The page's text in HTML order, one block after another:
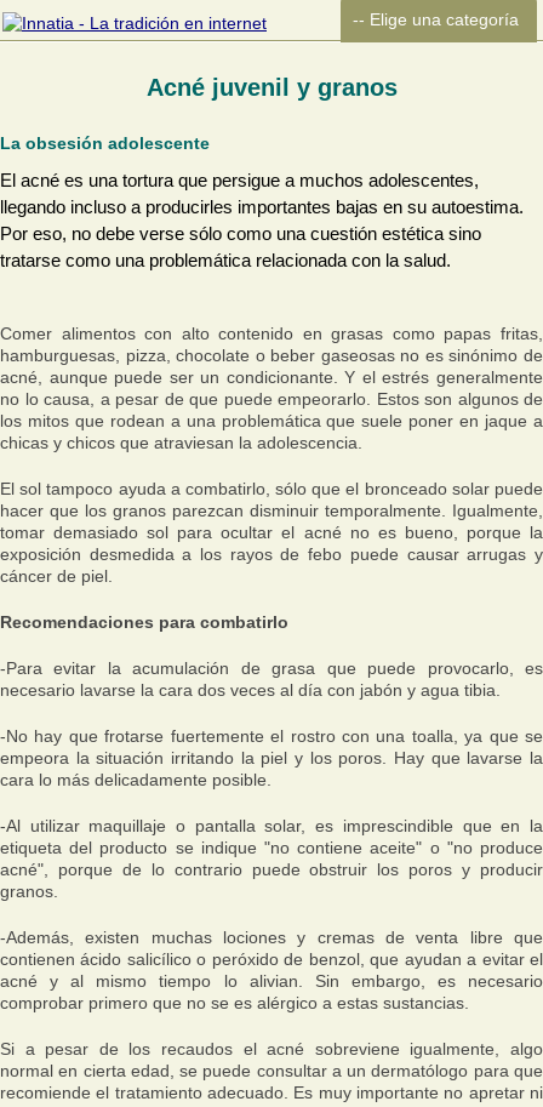
Acné juvenil y granos
La obsesión adolescente
El acné es una tortura que persigue a muchos adolescentes,
llegando incluso a producirles importantes bajas en su autoestima.
Por eso, no debe verse sólo como una cuestión estética sino
tratarse como una problemática relacionada con la salud.
Comer alimentos con alto contenido en grasas como papas fritas,
hamburguesas, pizza, chocolate o beber gaseosas no es sinónimo de
acné, aunque puede ser un condicionante. Y el estrés generalmente
no lo causa, a pesar de que puede empeorarlo. Estos son algunos de
los mitos que rodean a una problemática que suele poner en jaque a
chicas y chicos que atraviesan la adolescencia.
El sol tampoco ayuda a combatirlo, sólo que el bronceado solar puede
hacer que los granos parezcan disminuir temporalmente. Igualmente,
tomar demasiado sol para ocultar el acné no es bueno, porque la
exposición desmedida a los rayos de febo puede causar arrugas y
cáncer de piel.
Recomendaciones para combatirlo
-Para evitar la acumulación de grasa que puede provocarlo, es
necesario lavarse la cara dos veces al día con jabón y agua tibia.
-No hay que frotarse fuertemente el rostro con una toalla, ya que se
empeora la situación irritando la piel y los poros. Hay que lavarse la
cara lo más delicadamente posible.
-Al utilizar maquillaje o pantalla solar, es imprescindible que en la
etiqueta del producto se indique "no contiene aceite" o "no produce
acné", porque de lo contrario puede obstruir los poros y producir
granos.
-Además, existen muchas lociones y cremas de venta libre que
contienen ácido salicílico o peróxido de benzol, que ayudan a evitar el
acné y al mismo tiempo lo alivian. Sin embargo, es necesario
comprobar primero que no se es alérgico a estas sustancias.
Si a pesar de los recaudos el acné sobreviene igualmente, algo
normal en cierta edad, se puede consultar a un dermatólogo para que
recomiende el tratamiento adecuado. Es muy importante no apretar ni